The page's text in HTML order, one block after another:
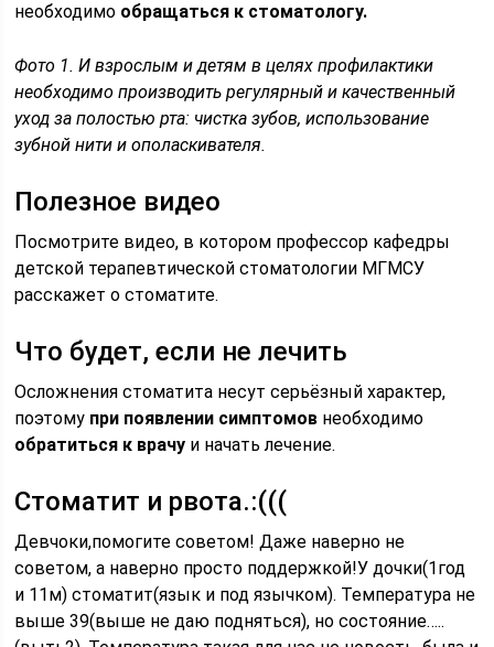
необходимо обращаться к стоматологу.
Фото 1. И взрослым и детям в целях профилактики
необходимо производить регулярный и качественный
уход за полостью рта: чистка зубов, использование
зубной нити и ополаскивателя.
Полезное видео
Посмотрите видео, в котором профессор кафедры
детской терапевтической стоматологии МГМСУ
расскажет о стоматите.
Что будет, если не лечить
Осложнения стоматита несут серьёзный характер,
поэтому при появлении симптомов необходимо
обратиться к врачу и начать лечение.
Стоматит и рвота.:(((
Девчоки,помогите советом! Даже наверно не
советом, а наверно просто поддержкой!У дочки(1год
и 11м) стоматит(язык и под язычком). Температура не
выше 39(выше не даю подняться), но состояние…..